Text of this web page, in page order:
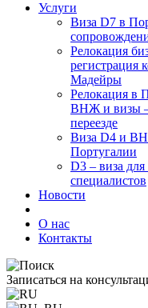
Услуги
Виза D7 в
Релокация
регистрация
Мадейры
Релокация в
ВНЖ и визы
переезде
Виза D4 и
Португалии
D3 – виза
специалистов
Новости
О нас
Контакты
Записаться на